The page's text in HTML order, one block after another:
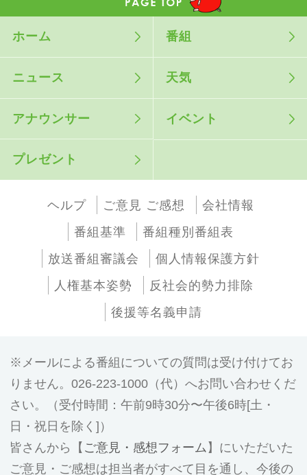
ホーム 番組
ニュース 天気
アナウンサー イベント
プレゼント
ヘルプ ご意見 ご感想
会社情報
番組基準
番組種別番組表
放送番組審議会
個人情報保護方針
人権基本姿勢
反社会的勢力排除
後援等名義申請
メールによる番組についての質問は受け付けてお
りません。026-223-1000（代）へお問い合わせくだ
さい。（受付時間：午前9時30分〜午後6時[土・
日・祝日を除く]）
皆さんから【 ご意見・感想フォーム 】にいただいた
ご意見・ご感想は担当者がすべて目を通し、今後の